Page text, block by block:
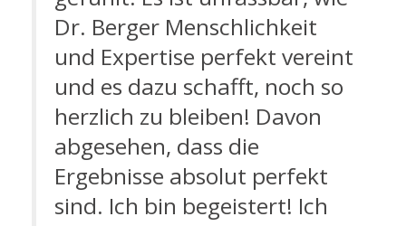
Dr. Berger Menschlichkeit
und Expertise perfekt vereint
und es dazu schafft, noch so
herzlich zu bleiben! Davon
abgesehen, dass die
Ergebnisse absolut perfekt
sind. Ich bin begeistert! Ich